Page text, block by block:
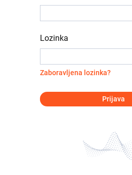
Lozinka
Zaboravljena lozinka?
Prijava